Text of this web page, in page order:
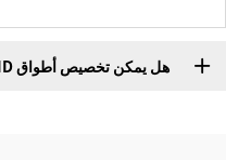
هل يمكن تخصيص أطواق RFID لفعاليتي؟